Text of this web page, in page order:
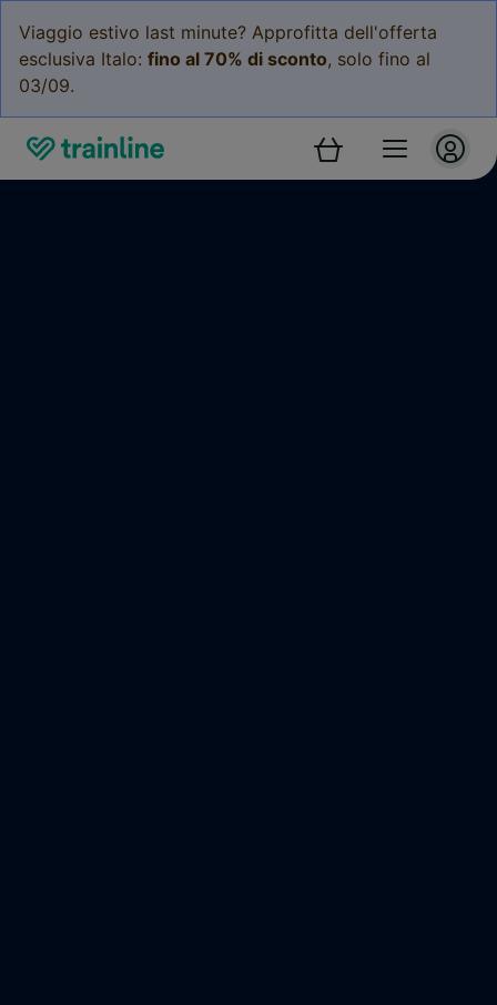
Viaggio estivo last minute? Approfitta dell'offerta
esclusiva Italo: fino al 70% di sconto, solo fino al
03/09.